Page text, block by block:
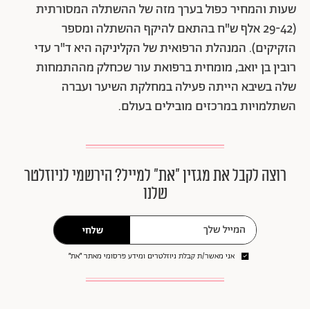
שעות והמחיר כפול בערך מזה של ההשתלה המסורתית
(29-42 אלף ש"ח בהתאם להיקף ההשתלה ומספר
הזקיקים). המנהלת הרפואית של הקליניקה היא ד"ר עדי
רובין בן יואב, מומחית ברפואת עור שכחלק מההתמחות
שלה בשיבא הייתה פעילה במחלקת השיער ועברה
השתלמויות במרכזים מובילים בעולם.
רוצה לקבל את מגזין ״את״ למייל? הירשמי לניוזלטר
שלנו
שלחי
אני מאשר/ת קבלת ניוזלטרים ומידע פרסומי מאתר ״את״